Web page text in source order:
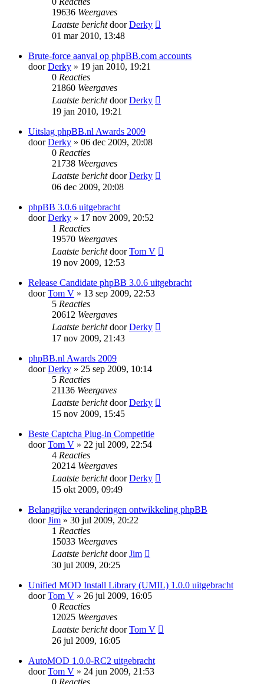
19636 Weergaves
Laatste berichtdoorDerky
01 mar 2010, 13:48
Brute-force aanval op phpBB.com accounts
doorDerky » 19 jan 2010, 19:21
0 Reacties
21860 Weergaves
Laatste berichtdoorDerky
19 jan 2010, 19:21
Uitslag phpBB.nl Awards 2009
doorDerky » 06 dec 2009, 20:08
0 Reacties
21738 Weergaves
Laatste berichtdoorDerky
06 dec 2009, 20:08
phpBB 3.0.6 uitgebracht
doorDerky » 17 nov 2009, 20:52
1 Reacties
19570 Weergaves
Laatste berichtdoorTom V
19 nov 2009, 12:53
Release Candidate phpBB 3.0.6 uitgebracht
doorTom V » 13 sep 2009, 22:53
5 Reacties
20612 Weergaves
Laatste berichtdoorDerky
17 nov 2009, 21:43
phpBB.nl Awards 2009
doorDerky » 25 sep 2009, 10:14
5 Reacties
21136 Weergaves
Laatste berichtdoorDerky
15 nov 2009, 15:45
Beste Captcha Plug-in Competitie
doorTom V » 22 jul 2009, 22:54
4 Reacties
20214 Weergaves
Laatste berichtdoorDerky
15 okt 2009, 09:49
Belangrijke veranderingen ontwikkeling phpBB
doorJim » 30 jul 2009, 20:22
1 Reacties
15033 Weergaves
Laatste berichtdoorJim
30 jul 2009, 20:25
Unified MOD Install Library (UMIL) 1.0.0 uitgebracht
doorTom V » 26 jul 2009, 16:05
0 Reacties
12025 Weergaves
Laatste berichtdoorTom V
26 jul 2009, 16:05
AutoMOD 1.0.0-RC2 uitgebracht
doorTom V » 24 jun 2009, 21:53